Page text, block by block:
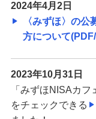
2024年4月2日
〈みずほ〉の公
方について
2023年10月31日
「みずほNISAカ
をチェックできる